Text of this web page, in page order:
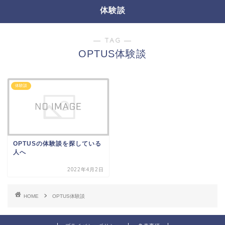
体験談
― TAG ―
OPTUS体験談
体験談
OPTUSの体験談を探している
人へ
2022年4月2日
HOME OPTUS体験談